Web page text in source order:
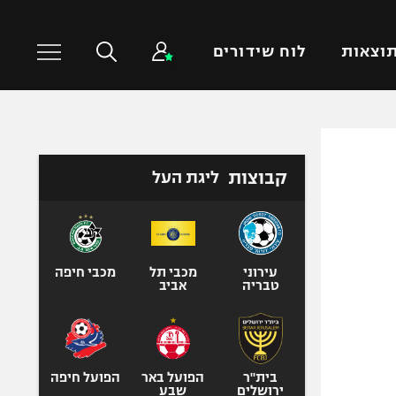
תוצאות לוח שידורים
טניס
כדורעף
ספורט אולימפי
קבוצות ליגת העל
עירוני
טבריה
מכבי תל
אביב
מכבי חיפה
בית"ר
ירושלים
הפועל באר
שבע
הפועל חיפה